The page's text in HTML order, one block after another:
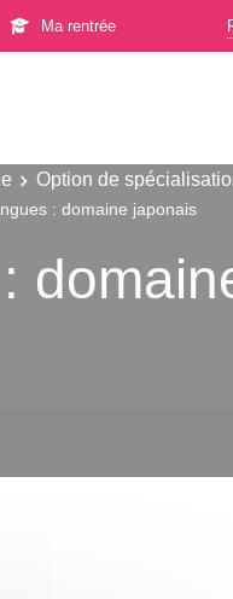
Ma rentrée
Option de
: domaine japonais